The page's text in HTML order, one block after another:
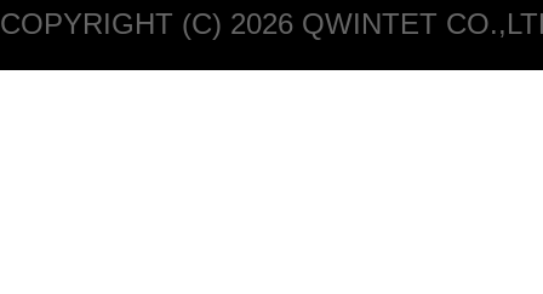
COPYRIGHT (C) 2026 QWINTET